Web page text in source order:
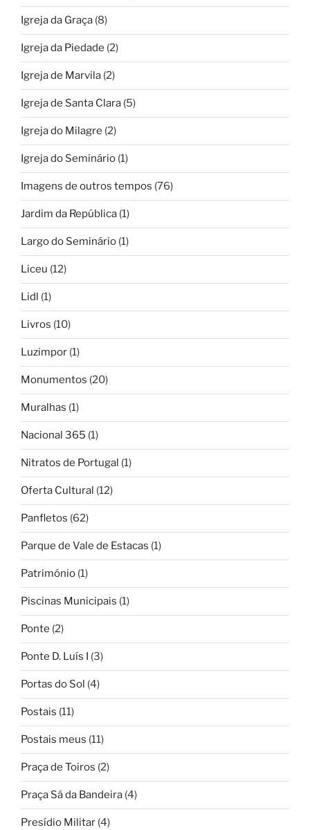
Igreja da Graça (8)
Igreja da Piedade (2)
Igreja de Marvila (2)
Igreja de Santa Clara (5)
Igreja do Milagre (2)
Igreja do Seminário (1)
Imagens de outros tempos (76)
Jardim da República (1)
Largo do Seminário (1)
Liceu (12)
Lidl (1)
Livros (10)
Luzimpor (1)
Monumentos (20)
Muralhas (1)
Nacional 365 (1)
Nitratos de Portugal (1)
Oferta Cultural (12)
Panfletos (62)
Parque de Vale de Estacas (1)
Património (1)
Piscinas Municipais (1)
Ponte (2)
Ponte D. Luís I (3)
Portas do Sol (4)
Postais (11)
Postais meus (11)
Praça de Toiros (2)
Praça Sá da Bandeira (4)
Presídio Militar (4)